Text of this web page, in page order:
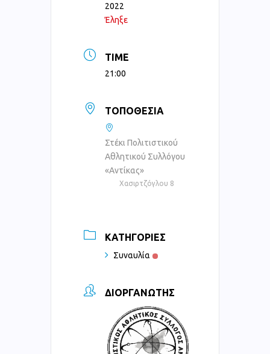
2022
Έληξε
TIME
21:00
ΤΟΠΟΘΕΣΊΑ
Στέκι Πολιτιστικού
Αθλητικού Συλλόγου
«Αντίκας»
Χασιρτζόγλου 8
ΚΑΤΗΓΟΡΊΕΣ
Συναυλία
ΔΙΟΡΓΑΝΩΤΉΣ